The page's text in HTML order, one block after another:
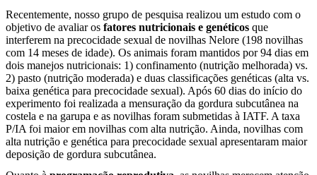
Recentemente, nosso grupo de pesquisa realizou um estudo com o
objetivo de avaliar os fatores nutricionais e genéticos que
interferem na precocidade sexual de novilhas Nelore (198 novilhas
com 14 meses de idade). Os animais foram mantidos por 94 dias em
dois manejos nutricionais: 1) confinamento (nutrição melhorada) vs.
2) pasto (nutrição moderada) e duas classificações genéticas (alta vs.
baixa genética para precocidade sexual). Após 60 dias do início do
experimento foi realizada a mensuração da gordura subcutânea na
costela e na garupa e as novilhas foram submetidas à IATF. A taxa
P/IA foi maior em novilhas com alta nutrição. Ainda, novilhas com
alta nutrição e genética para precocidade sexual apresentaram maior
deposição de gordura subcutânea.